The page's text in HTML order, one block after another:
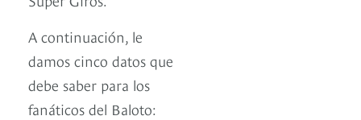
A continuación, le
damos cinco datos que
debe saber para los
fanáticos del Baloto: